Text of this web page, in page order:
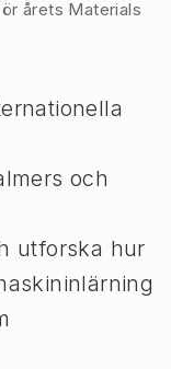
årets Materials
och
utforska hur